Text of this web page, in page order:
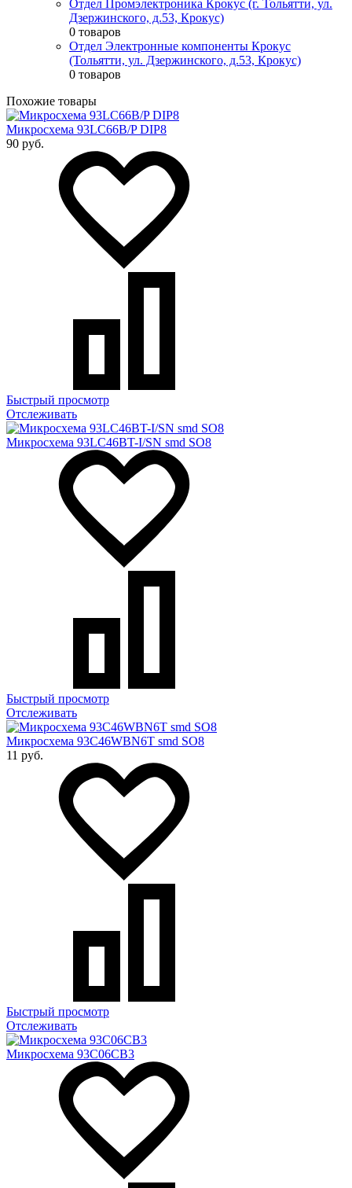
Отдел Промэлектроника Крокус (г. Тольятти, ул.
Дзержинского, д.53, Крокус)
0 товаров
Отдел Электронные компоненты Крокус
(Тольятти, ул. Дзержинского, д.53, Крокус)
0 товаров
Похожие товары
Микросхема 93LC66B/P DIP8
90 руб.
Быстрый просмотр
Отслеживать
Микросхема 93LC46BT-I/SN smd SO8
Быстрый просмотр
Отслеживать
Микросхема 93C46WBN6T smd SO8
11 руб.
Быстрый просмотр
Отслеживать
Микросхема 93C06CB3